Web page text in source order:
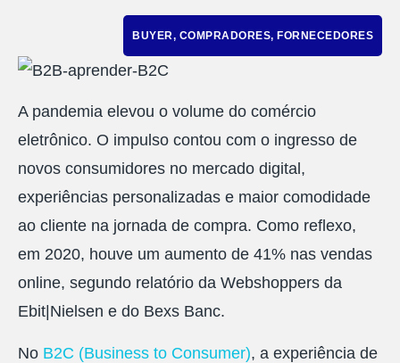
BUYER, COMPRADORES, FORNECEDORES
A pandemia elevou o volume do comércio
eletrônico. O impulso contou com o ingresso de
novos consumidores no mercado digital,
experiências personalizadas e maior comodidade
ao cliente na jornada de compra. Como reflexo,
em 2020, houve um aumento de 41% nas vendas
online, segundo relatório da Webshoppers da
Ebit|Nielsen e do Bexs Banc.
No B2C (Business to Consumer), a experiência de